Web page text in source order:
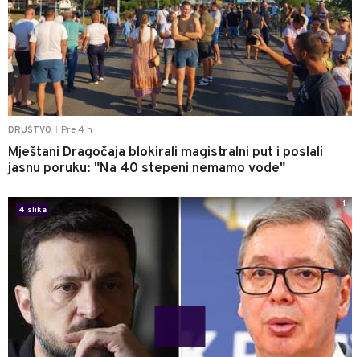
DRUŠTVO Pre 4 h
Mještani Dragočaja blokirali magistralni put i poslali
jasnu poruku: "Na 40 stepeni nemamo vode"
4 slika
1